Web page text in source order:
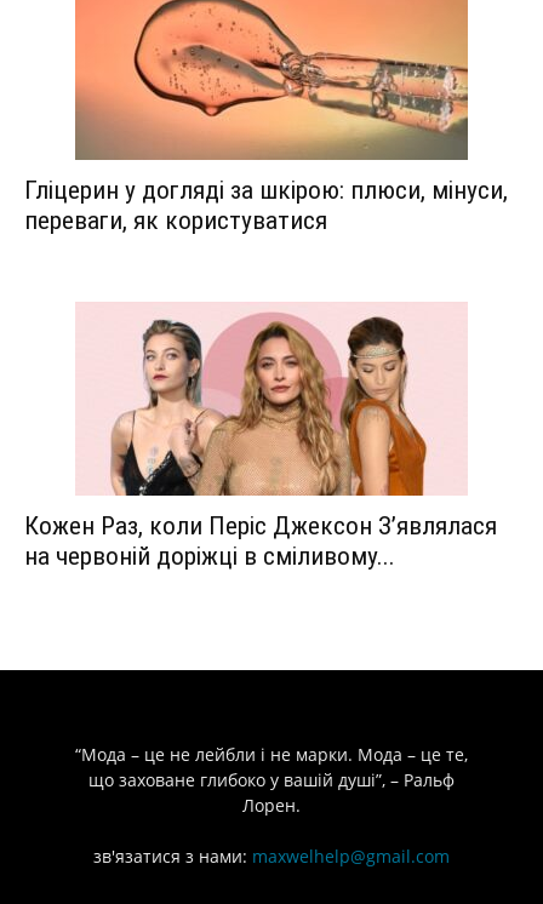
Гліцерин у догляді за шкірою: плюси, мінуси,
переваги, як користуватися
Кожен Раз, коли Періс Джексон З’являлася
на червоній доріжці в сміливому...
“Мода – це не лейбли і не марки. Мода – це те,
що заховане глибоко у вашій душі”, – Ральф
Лорен.
зв'язатися з нами: maxwelhelp@gmail.com